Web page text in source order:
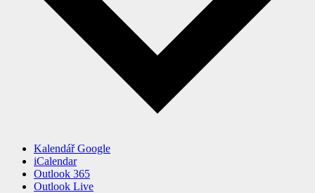
Kalendář Google
iCalendar
Outlook 365
Outlook Live